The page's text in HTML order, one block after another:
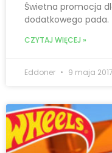
Świetna promocja
dodatkowego pada.
CZYTAJ WIĘCEJ »
Eddoner 9 maja 2017